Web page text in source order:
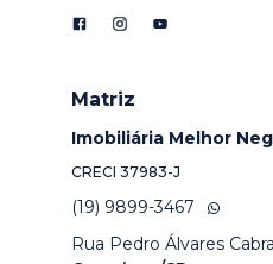
Matriz
Imobiliária Melhor
CRECI 37983-J
(19) 9899-3467
Rua Pedro Álvares